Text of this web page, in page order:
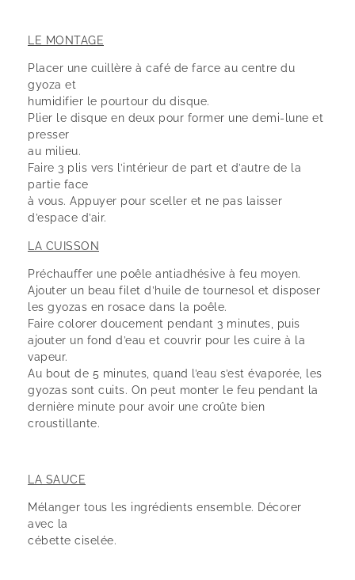
LE MONTAGE
Placer une cuillère à café de farce au centre du
gyoza et
humidifier le pourtour du disque.
Plier le disque en deux pour former une demi-lune et
presser
au milieu.
Faire 3 plis vers l’intérieur de part et d’autre de la
partie face
à vous. Appuyer pour sceller et ne pas laisser
d’espace d’air.
LA CUISSON
Préchauffer une poêle antiadhésive à feu moyen.
Ajouter un beau filet d’huile de tournesol et disposer
les gyozas en rosace dans la poêle.
Faire colorer doucement pendant 3 minutes, puis
ajouter un fond d’eau et couvrir pour les cuire à la
vapeur.
Au bout de 5 minutes, quand l’eau s’est évaporée, les
gyozas sont cuits. On peut monter le feu pendant la
dernière minute pour avoir une croûte bien
croustillante.
LA SAUCE
Mélanger tous les ingrédients ensemble. Décorer
avec la
cébette ciselée.